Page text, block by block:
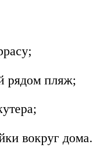
рядом пляж;
вокруг дома.